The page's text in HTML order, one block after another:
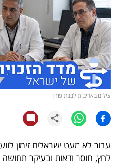
דיגיטל
וטק
שיווק
ופרסום
משפט
מדדים
ומחקרים
דעות
צילום באדיבות לבנת פורן
עבור לא מעט ישראלים זימון
לחץ, חוסר ודאות ובעיקר